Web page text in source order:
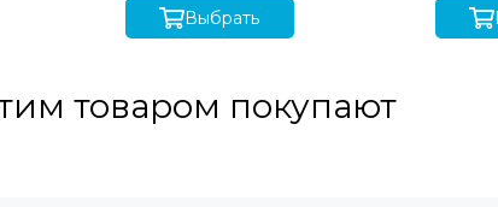
Выбрать
товаром покупают